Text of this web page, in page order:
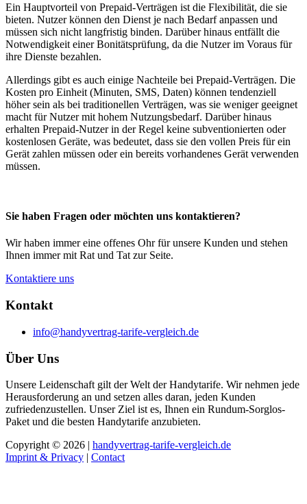
Ein Hauptvorteil von Prepaid-Verträgen ist die Flexibilität, die sie
bieten. Nutzer können den Dienst je nach Bedarf anpassen und
müssen sich nicht langfristig binden. Darüber hinaus entfällt die
Notwendigkeit einer Bonitätsprüfung, da die Nutzer im Voraus für
ihre Dienste bezahlen.
Allerdings gibt es auch einige Nachteile bei Prepaid-Verträgen. Die
Kosten pro Einheit (Minuten, SMS, Daten) können tendenziell
höher sein als bei traditionellen Verträgen, was sie weniger geeignet
macht für Nutzer mit hohem Nutzungsbedarf. Darüber hinaus
erhalten Prepaid-Nutzer in der Regel keine subventionierten oder
kostenlosen Geräte, was bedeutet, dass sie den vollen Preis für ein
Gerät zahlen müssen oder ein bereits vorhandenes Gerät verwenden
müssen.
Sie haben Fragen oder möchten uns kontaktieren?
Wir haben immer eine offenes Ohr für unsere Kunden und stehen
Ihnen immer mit Rat und Tat zur Seite.
Kontaktiere uns
Kontakt
info@handyvertrag-tarife-vergleich.de
Über Uns
Unsere Leidenschaft gilt der Welt der Handytarife. Wir nehmen jede
Herausforderung an und setzen alles daran, jeden Kunden
zufriedenzustellen. Unser Ziel ist es, Ihnen ein Rundum-Sorglos-
Paket und die besten Handytarife anzubieten.
Copyright © 2026 | handyvertrag-tarife-vergleich.de
Imprint & Privacy | Contact